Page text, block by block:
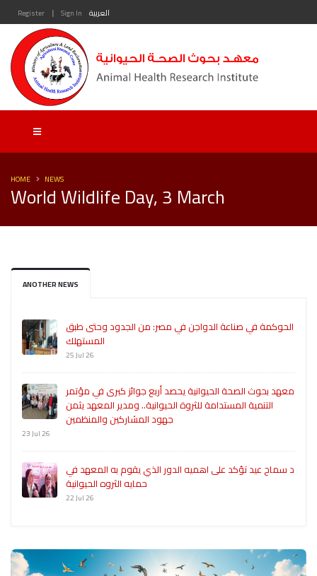
Register | Sign In العربية
World Wildlife Day, 3 March
HOME NEWS
ANOTHER NEWS
الحوكمة في صناعة الدواجن في مصر: من الجدود وحتى طبق
المستهلك
25 Jul 26
معهد بحوث الصحة الحيوانية يحصد أربع جوائز كبرى في مؤتمر
التنمية المستدامة للثروة الحيوانية.. ومدير المعهد يثمن
جهود المشاركين والمنظمين
23 Jul 26
د سماح عيد تؤكد على اهميه الدور الذي يقوم به المعهد في
حمايه الثروه الحيوانية
22 Jul 26